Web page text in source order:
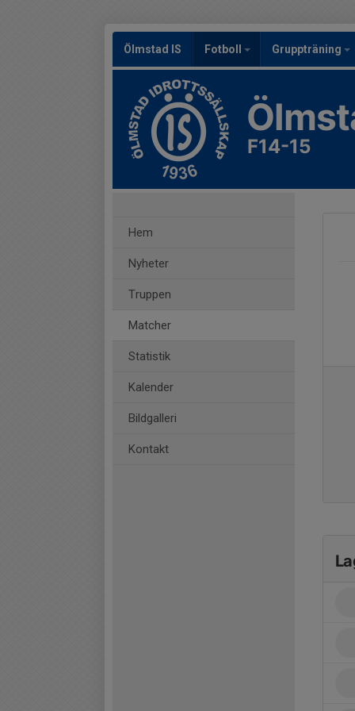
Ölmstad IS Fotboll Gruppträning
F14-15
Hem
Nyheter
Truppen
Matcher
Statistik
Kalender
Bildgalleri
Kontakt